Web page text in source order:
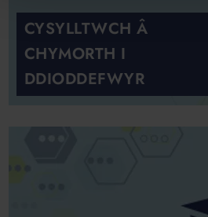
CYSYLLTWCH Â
CHYMORTH I
DDIODDEFWYR